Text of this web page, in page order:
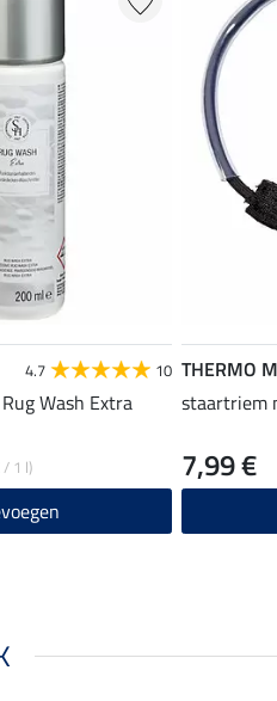
4.7 10
Wash Extra
/ 1 l)
THERMO
staartriem
7,99 €